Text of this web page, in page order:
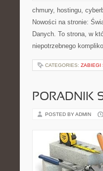
chmury, hostingu,
Nowości na stronie:
Danych. To strona, w
niepotrzebnego
CATEGORIES: ZABIEGI
PORADNIK
POSTED BY ADMIN